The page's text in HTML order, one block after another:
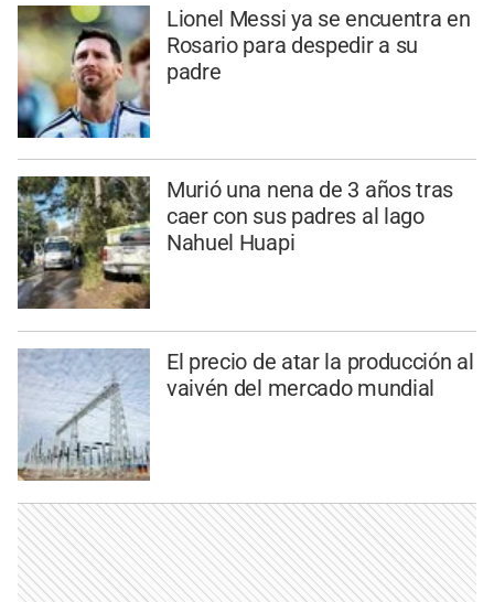
Lionel Messi ya se encuentra en
Rosario para despedir a su
padre
Murió una nena de 3 años tras
caer con sus padres al lago
Nahuel Huapi
El precio de atar la producción al
vaivén del mercado mundial